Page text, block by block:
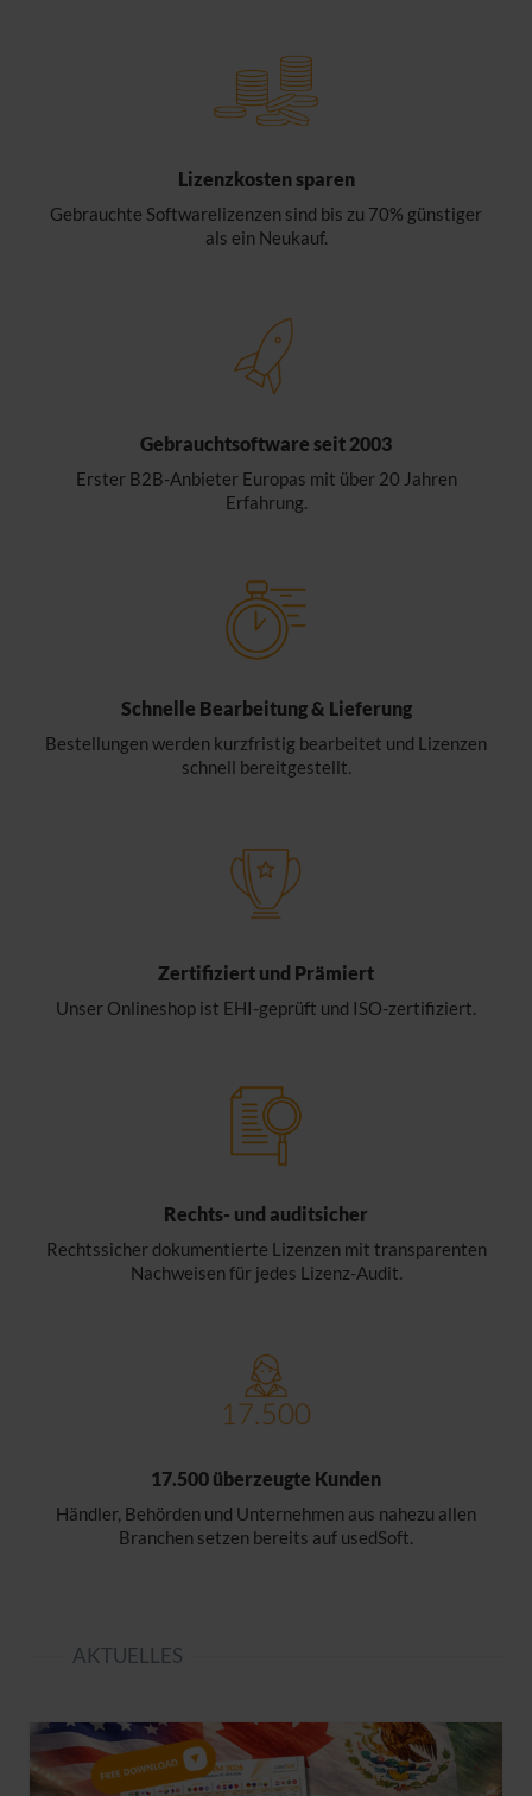
Lizenzkosten sparen
Gebrauchte Softwarelizenzen sind bis zu 70% günstiger
als ein Neukauf.
Gebrauchtsoftware seit 2003
Erster B2B-Anbieter Europas mit über 20 Jahren
Erfahrung.
Schnelle Bearbeitung & Lieferung
Bestellungen werden kurzfristig bearbeitet und Lizenzen
schnell bereitgestellt.
Zertifiziert und Prämiert
Unser Onlineshop ist EHI-geprüft und ISO-zertifiziert.
Rechts- und auditsicher
Rechtssicher dokumentierte Lizenzen mit transparenten
Nachweisen für jedes Lizenz-Audit.
17.500 überzeugte Kunden
Händler, Behörden und Unternehmen aus nahezu allen
Branchen setzen bereits auf usedSoft.
AKTUELLES